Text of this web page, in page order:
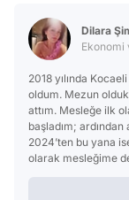
Dilara
Ekonomi
2018 yılında
oldum. Mezun
attım. Mesleğe ilk
başladım;
2024’ten bu yana
olarak mesleğime